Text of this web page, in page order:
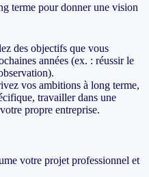
terme pour donner une vision
des objectifs que vous
années (ex. : réussir le
vos ambitions à long terme,
travailler dans une
propre entreprise.
votre projet professionnel et